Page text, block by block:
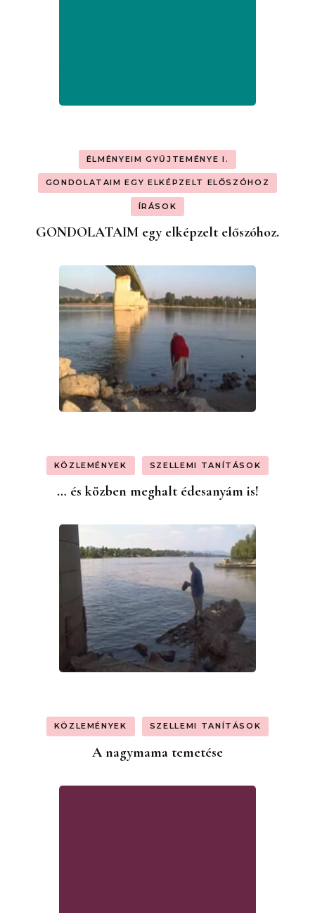
ÉLMÉNYEIM GYŰJTEMÉNYE I.
GONDOLATAIM EGY ELKÉPZELT ELŐSZÓHOZ
ÍRÁSOK
GONDOLATAIM egy elképzelt előszóhoz.
KÖZLEMÉNYEK SZELLEMI TANÍTÁSOK
… és közben meghalt édesanyám is!
KÖZLEMÉNYEK SZELLEMI TANÍTÁSOK
A nagymama temetése